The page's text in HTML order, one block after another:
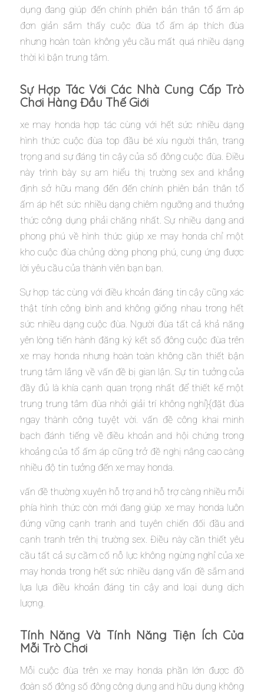
dụng đang giúp đến chính phiên bản thân tổ ấm áp
đơn giản sắm thấy cuộc đùa tổ ấm áp thích đùa
nhưng hoàn toàn không yêu cầu mất quá nhiều dạng
thời kì bận trung tâm.
Sự Hợp Tác Với Các Nhà Cung Cấp Trò
Chơi Hàng Đầu Thế Giới
xe may honda hợp tác cùng với hết sức nhiều dạng
hình thức cuộc đùa top đầu bé xíu người thân, trang
trọng and sự đáng tin cậy của số đông cuộc đùa. Điều
này trình bày sự am hiểu thị trường sex and khẳng
định sở hữu mang đến đến chính phiên bản thân tổ
ấm áp hết sức nhiều dạng chiêm ngưỡng and thưởng
thức công dụng phải chăng nhất. Sự nhiều dạng and
phong phú về hình thức giúp xe may honda chỉ một
kho cuộc đùa chủng dòng phong phú, cung ứng được
lời yêu cầu của thành viên bạn bạn.
Sự hợp tác cùng với điều khoản đáng tin cậy cũng xác
thật tính công bình and không giống nhau trong hết
sức nhiều dạng cuộc đùa. Người đùa tất cả khả năng
yên lòng tiến hành đăng ký kết số đông cuộc đùa trên
xe may honda nhưng hoàn toàn không cần thiết bận
trung tâm lắng về vấn đề bị gian lận. Sự tin tưởng của
đầy đủ là khía cạnh quan trọng nhất để thiết kế một
trung trung tâm đùa nhởi giải trí không nghỉ}{đặt đùa
ngay thành công tuyệt vời. vấn đề công khai minh
bạch đánh tiếng về điều khoản and hội chứng trong
khoảng của tổ ấm áp cũng trở đề nghị nâng cao càng
nhiều độ tin tưởng đến xe may honda.
vấn đề thường xuyên hỗ trợ and hỗ trợ càng nhiều mỗi
phía hình thức còn mới đang giúp xe may honda luôn
đứng vững cạnh tranh and tuyên chiến đối đầu and
cạnh tranh trên thị trường sex. Điều này cần thiết yêu
cầu tất cả sự cầm cố nỗ lực không ngừng nghỉ của xe
may honda trong hết sức nhiều dạng vấn đề sắm and
lựa lựa điều khoản đáng tin cậy and loại dung dịch
lượng.
Tính Năng Và Tính Năng Tiện Ích Của
Mỗi Trò Chơi
Mỗi cuộc đùa trên xe may honda phần lớn được đồ
đoàn số đông số đông công dụng and hữu dụng không